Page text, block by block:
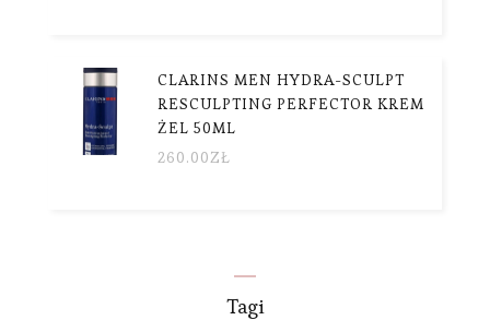
CLARINS MEN HYDRA-SCULPT
RESCULPTING PERFECTOR KREM
ŻEL 50ML
260.00ZŁ
Tagi